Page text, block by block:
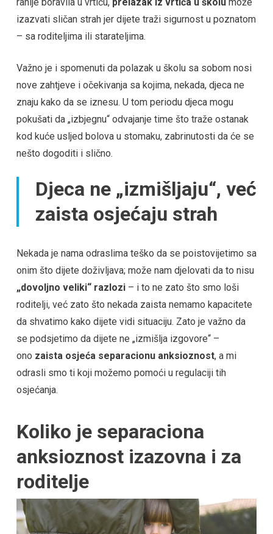
ranije boravila u vrtiću, prelazak iz vrtića u školu može
izazvati sličan strah jer dijete traži sigurnost u poznatom
– sa roditeljima ili starateljima.
Važno je i spomenuti da polazak u školu sa sobom nosi
nove zahtjeve i očekivanja sa kojima, nekada, djeca ne
znaju kako da se iznesu. U tom periodu djeca mogu
pokušati da „izbjegnu“ odvajanje time što traže ostanak
kod kuće usljed bolova u stomaku, zabrinutosti da će se
nešto dogoditi i slično.
Djeca ne „izmišljaju“, već
zaista osjećaju strah
Nekada je nama odraslima teško da se poistovijetimo sa
onim što dijete doživljava; može nam djelovati da to nisu
„dovoljno veliki“ razlozi – i to ne zato što smo loši
roditelji, već zato što nekada zaista nemamo kapacitete
da shvatimo kako dijete vidi situaciju. Zato je važno da
se podsjetimo da dijete ne „izmišlja izgovore“ –
ono zaista osjeća separacionu anksioznost, a mi
odrasli smo ti koji možemo pomoći u regulaciji tih
osjećanja.
Koliko je separaciona
anksioznost izazovna i za
roditelje